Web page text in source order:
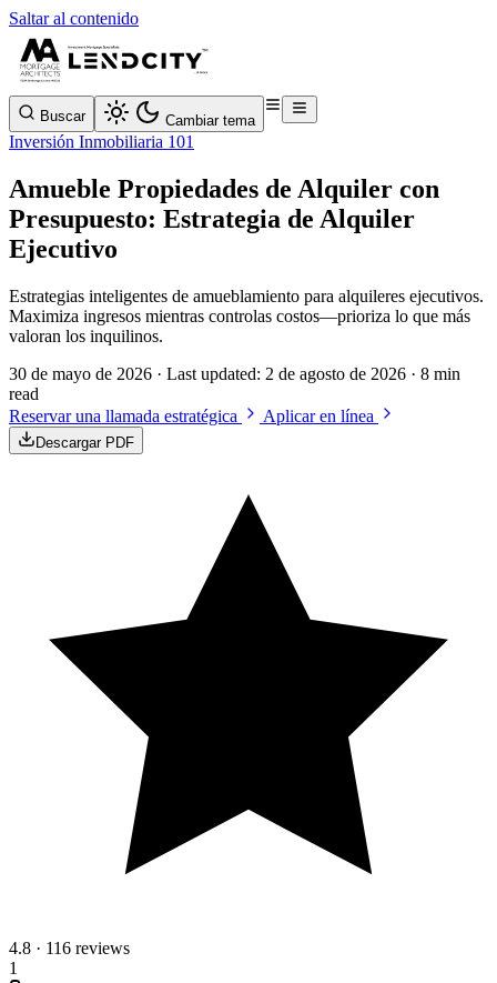
Saltar al contenido
Buscar Cambiar tema
Inversión Inmobiliaria 101
Amueble Propiedades de Alquiler con
Presupuesto: Estrategia de Alquiler
Ejecutivo
Estrategias inteligentes de amueblamiento para alquileres ejecutivos.
Maximiza ingresos mientras controlas costos—prioriza lo que más
valoran los inquilinos.
30 de mayo de 2026 · Last updated: 2 de agosto de 2026 · 8 min
read
Reservar una llamada estratégica
Aplicar en línea
Descargar PDF
4.8 · 116 reviews
1